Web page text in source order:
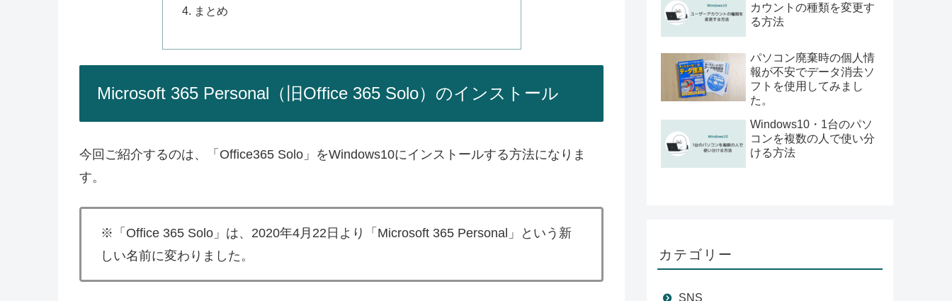
まとめ
Microsoft 365 Personal（旧Office 365 Solo）のインストール
今回ご紹介するのは、「Office365 Solo」をWindows10にインストールする方法になりま
す。
※「Office 365 Solo」は、2020年4月22日より「Microsoft 365 Personal」という新
しい名前に変わりました。
カウントの種類を変更す
る方法
パソコン廃棄時の個人情
報が不安でデータ消去ソ
フトを使用してみまし
た。
Windows10・1台のパソ
コンを複数の人で使い分
ける方法
カテゴリー
SNS